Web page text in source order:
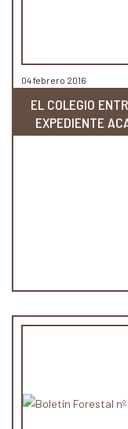
04 febrero 2016
EL COLEGIO
EXPEDIENTE